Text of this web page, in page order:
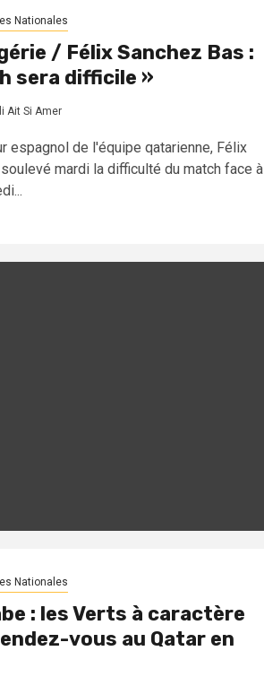
Nationales
/ Félix Sanchez Bas :
sera difficile »
Ait Si Amer
espagnol de l'équipe qatarienne, Félix
mardi la difficulté du match face à
Nationales
: les Verts à caractère
vous au Qatar en